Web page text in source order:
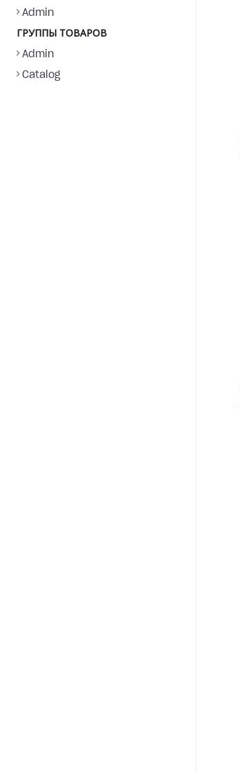
Admin
ГРУППЫ ТОВАРОВ
Admin
Catalog